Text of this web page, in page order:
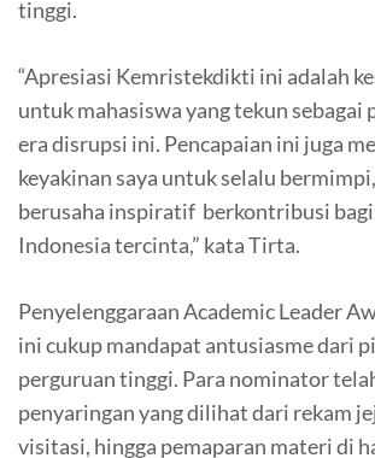
tinggi.
“Apresiasi Kemristekdikti ini adalah
untuk mahasiswa yang tekun sebagai
era disrupsi ini. Pencapaian ini juga
keyakinan saya untuk selalu
berusaha inspiratif berkontribusi
Indonesia tercinta,” kata Tirta.
Penyelenggaraan Academic Leader
ini cukup mandapat antusiasme dari
perguruan tinggi. Para nominator
penyaringan yang dilihat dari rekam
visitasi, hingga pemaparan materi di